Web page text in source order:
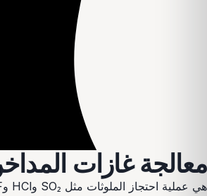
معالجةغازات